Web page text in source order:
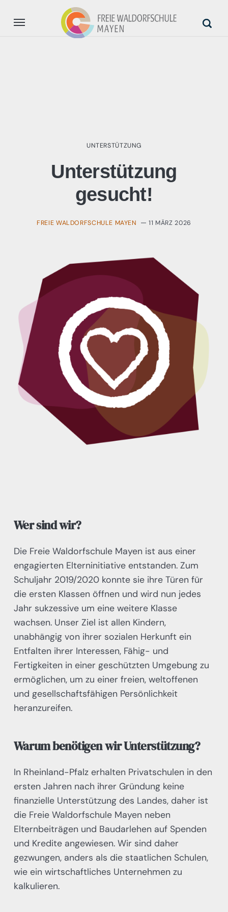
UNTERSTÜTZUNG
Unterstützung
gesucht!
FREIE WALDORFSCHULE MAYEN 11 MÄRZ 2026
Wer sind wir?
Die Freie Waldorfschule Mayen ist aus einer
engagierten Elterninitiative entstanden. Zum
Schuljahr 2019/2020 konnte sie ihre Türen für
die ersten Klassen öffnen und wird nun jedes
Jahr sukzessive um eine weitere Klasse
wachsen. Unser Ziel ist allen Kindern,
unabhängig von ihrer sozialen Herkunft ein
Entfalten ihrer Interessen, Fähig- und
Fertigkeiten in einer geschützten Umgebung zu
ermöglichen, um zu einer freien, weltoffenen
und gesellschaftsfähigen Persönlichkeit
heranzureifen.
Warum benötigen wir Unterstützung?
In Rheinland-Pfalz erhalten Privatschulen in den
ersten Jahren nach ihrer Gründung keine
finanzielle Unterstützung des Landes, daher ist
die Freie Waldorfschule Mayen neben
Elternbeiträgen und Baudarlehen auf Spenden
und Kredite angewiesen. Wir sind daher
gezwungen, anders als die staatlichen Schulen,
wie ein wirtschaftliches Unternehmen zu
kalkulieren.